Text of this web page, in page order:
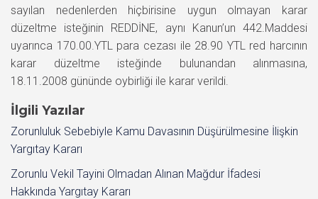
sayılan nedenlerden hiçbirisine uygun olmayan karar
düzeltme isteğinin REDDİNE, aynı Kanun’un 442.Maddesi
uyarınca 170.00.YTL para cezası ile 28.90 YTL red harcının
karar düzeltme isteğinde bulunandan alınmasına,
18.11.2008 gününde oybirliği ile karar verildi.
İlgili Yazılar
Zorunluluk Sebebiyle Kamu Davasının Düşürülmesine İlişkin
Yargıtay Kararı
Zorunlu Vekil Tayini Olmadan Alınan Mağdur İfadesi
Hakkında Yargıtay Kararı